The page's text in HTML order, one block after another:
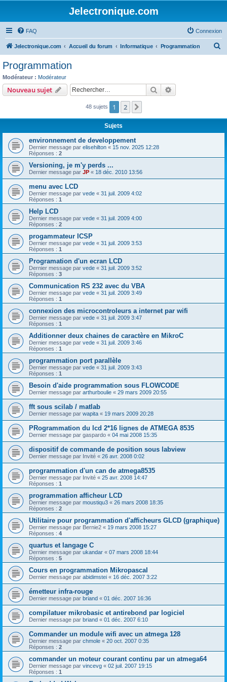
Jelectronique.com
FAQ Connexion
Jelectronique.com Accueil du forum Informatique Programmation
c
Programmation
Modérateur : Modérateur
Nouveau sujet Rechercher
48 sujets 1 2
Sujets
environnement de developpement
Dernier message par elisehilton « 15 nov. 2025 12:28
Réponses : 2
Versioning, je m'y perds ...
Dernier message par JP « 18 déc. 2010 13:56
menu avec LCD
Dernier message par vede « 31 juil. 2009 4:02
Réponses : 1
Help LCD
Dernier message par vede « 31 juil. 2009 4:00
Réponses : 2
progammateur ICSP
Dernier message par vede « 31 juil. 2009 3:53
Réponses : 1
Programation d'un ecran LCD
Dernier message par vede « 31 juil. 2009 3:52
Réponses : 3
Communication RS 232 avec du VBA
Dernier message par vede « 31 juil. 2009 3:49
Réponses : 1
connexion des microcontroleurs a internet par wifi
Dernier message par vede « 31 juil. 2009 3:47
Réponses : 1
Additionner deux chaines de caractère en MikroC
Dernier message par vede « 31 juil. 2009 3:46
Réponses : 1
programmation port parallèle
Dernier message par vede « 31 juil. 2009 3:43
Réponses : 1
Besoin d'aide programmation sous FLOWCODE
Dernier message par arthurboulie « 29 mars 2009 20:55
fft sous scilab / matlab
Dernier message par wapita « 19 mars 2009 20:28
PRogrammation du lcd 2*16 lignes de ATMEGA 8535
Dernier message par gaspardo « 04 mai 2008 15:35
dispositif de commande de position sous labview
Dernier message par Invité « 26 avr. 2008 0:02
programmation d'un can de atmega8535
Dernier message par Invité « 25 avr. 2008 14:47
Réponses : 1
programmation afficheur LCD
Dernier message par moustiqu3 « 26 mars 2008 18:35
Réponses : 2
Utilitaire pour programmation d'afficheurs GLCD (graphique)
Dernier message par Bernie2 « 19 mars 2008 15:27
Réponses : 4
quartus et langage C
Dernier message par ukandar « 07 mars 2008 18:44
Réponses : 5
Cours en programmation Mikropascal
Dernier message par abidimstei « 16 déc. 2007 3:22
émetteur infra-rouge
Dernier message par briand « 01 déc. 2007 16:36
compilatuer mikrobasic et antirebond par logiciel
Dernier message par briand « 01 déc. 2007 6:10
Commander un module wifi avec un atmega 128
Dernier message par chmole « 20 oct. 2007 0:35
Réponses : 2
commander un moteur courant continu par un atmega64
Dernier message par vincevg « 02 juil. 2007 19:15
Réponses : 1